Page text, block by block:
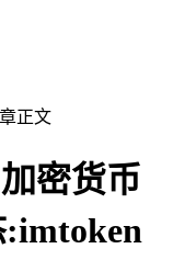
正文
密货币